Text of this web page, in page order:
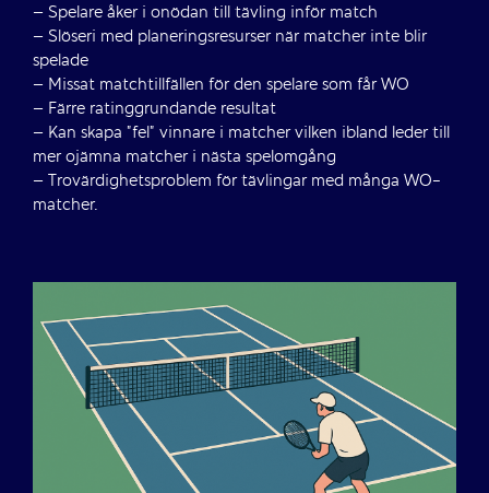
– Spelare åker i onödan till tävling inför match
– Slöseri med planeringsresurser när matcher inte blir
spelade
– Missat matchtillfällen för den spelare som får WO
– Färre ratinggrundande resultat
– Kan skapa ”fel” vinnare i matcher vilken ibland leder till
mer ojämna matcher i nästa spelomgång
– Trovärdighetsproblem för tävlingar med många WO-
matcher.